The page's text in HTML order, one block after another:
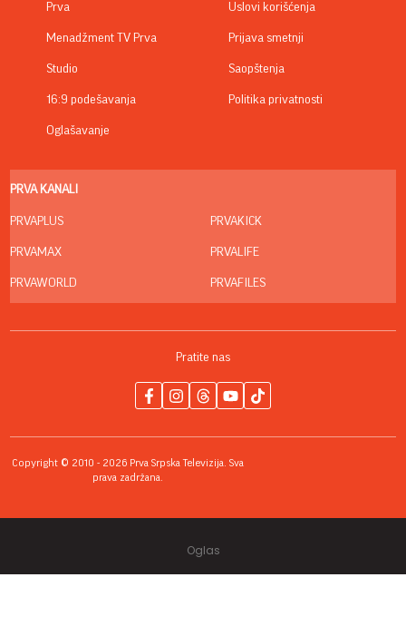
Prva
Menadžment TV Prva
Studio
16:9 podešavanja
Oglašavanje
Uslovi korišćenja
Prijava smetnji
Saopštenja
Politika privatnosti
PRVA KANALI
PRVAPLUS
PRVAMAX
PRVAWORLD
PRVAKICK
PRVALIFE
PRVAFILES
Pratite nas
Copyright © 2010 - 2026 Prva Srpska Televizija. Sva
prava zadržana.